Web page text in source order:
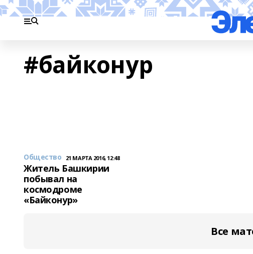
#байконур
Общество 21 МАРТА 2016, 12:48
Житель Башкирии
побывал на
космодроме
«Байконур»
Все